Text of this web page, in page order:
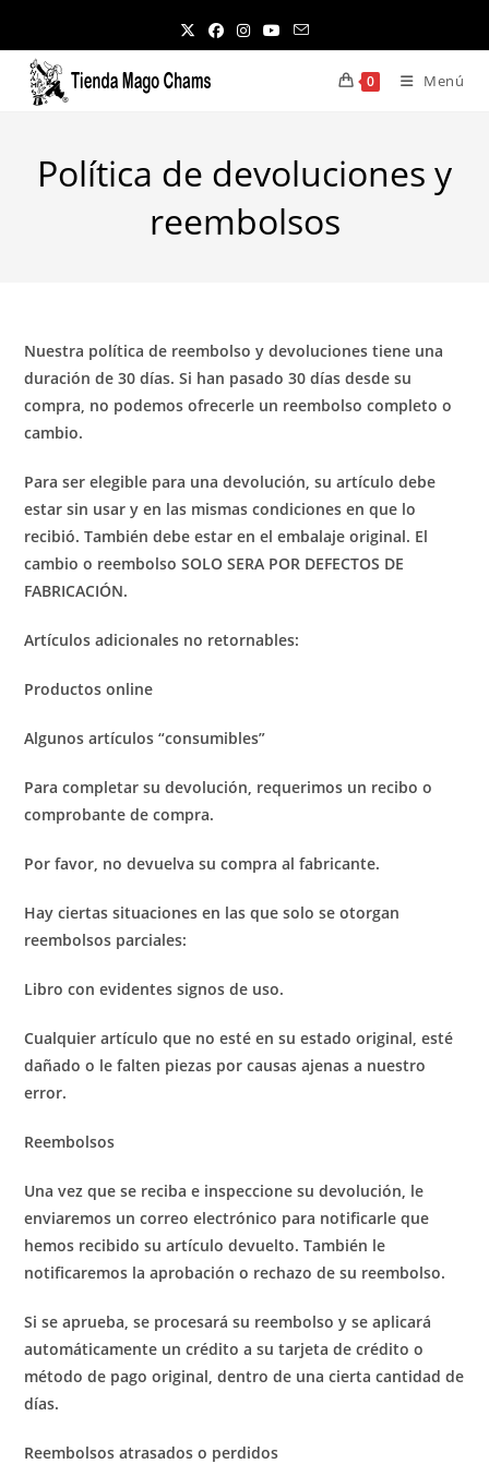
contenido
0 Menú
Política de devoluciones y
reembolsos
Nuestra política de reembolso y devoluciones tiene una
duración de 30 días. Si han pasado 30 días desde su
compra, no podemos ofrecerle un reembolso completo o
cambio.
Para ser elegible para una devolución, su artículo debe
estar sin usar y en las mismas condiciones en que lo
recibió. También debe estar en el embalaje original. El
cambio o reembolso SOLO SERA POR DEFECTOS DE
FABRICACIÓN.
Artículos adicionales no retornables:
Productos online
Algunos artículos “consumibles”
Para completar su devolución, requerimos un recibo o
comprobante de compra.
Por favor, no devuelva su compra al fabricante.
Hay ciertas situaciones en las que solo se otorgan
reembolsos parciales:
Libro con evidentes signos de uso.
Cualquier artículo que no esté en su estado original, esté
dañado o le falten piezas por causas ajenas a nuestro
error.
Reembolsos
Una vez que se reciba e inspeccione su devolución, le
enviaremos un correo electrónico para notificarle que
hemos recibido su artículo devuelto. También le
notificaremos la aprobación o rechazo de su reembolso.
Si se aprueba, se procesará su reembolso y se aplicará
automáticamente un crédito a su tarjeta de crédito o
método de pago original, dentro de una cierta cantidad de
días.
Reembolsos atrasados ​​o perdidos